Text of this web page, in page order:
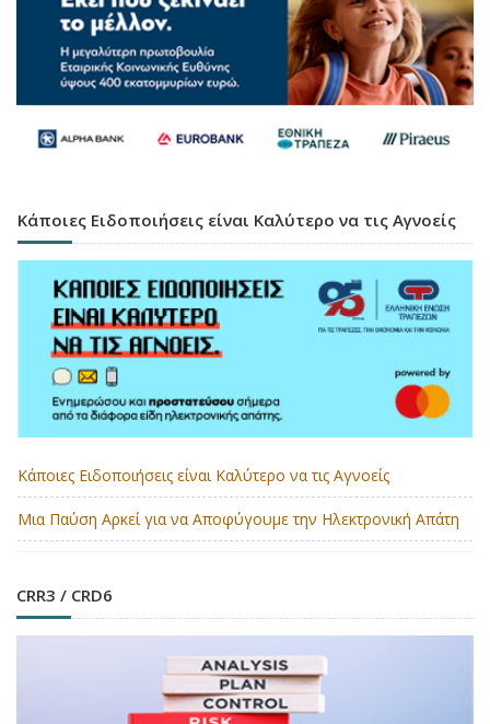
Κάποιες Ειδοποιήσεις είναι Καλύτερο να τις Αγνοείς
Κάποιες Ειδοποιήσεις είναι Καλύτερο να τις Αγνοείς
Μια Παύση Αρκεί για να Αποφύγουμε την Ηλεκτρονική Απάτη
CRR3 / CRD6